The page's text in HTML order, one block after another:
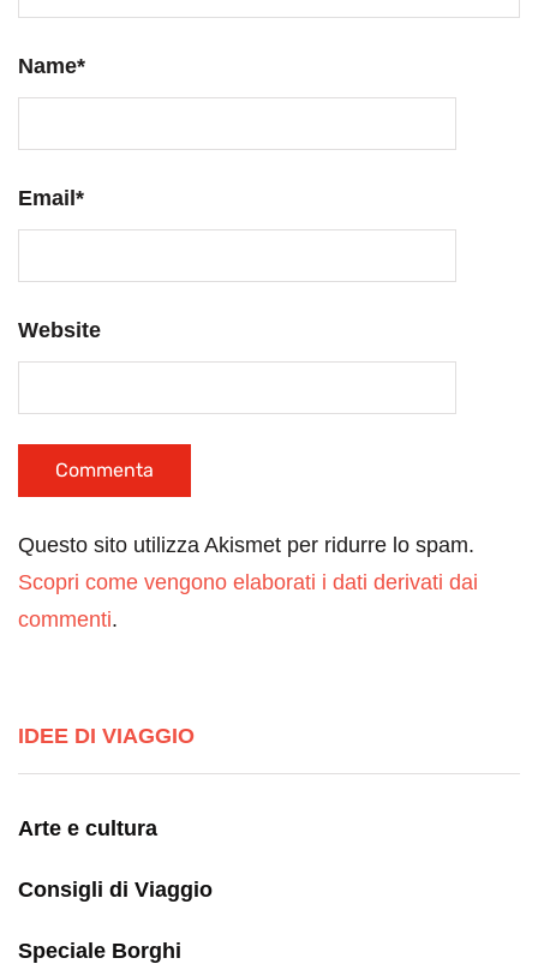
Name*
Email*
Website
Questo sito utilizza Akismet per ridurre lo spam.
Scopri come vengono elaborati i dati derivati dai
commenti.
IDEE DI VIAGGIO
Arte e cultura
Consigli di Viaggio
Speciale Borghi